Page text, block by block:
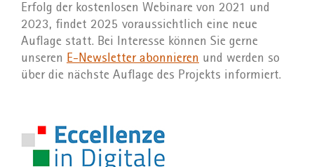
Erfolg der kostenlosen Webinare von 2021 und
2023, findet 2025 voraussichtlich eine neue
Auflage statt. Bei Interesse können Sie gerne
unseren E-Newsletter abonnieren und werden so
über die nächste Auflage des Projekts informiert.